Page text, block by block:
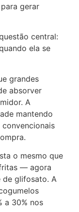
gerar
central:
ela se
grandes
absorver
A
mantendo
o mesmo que
— agora
de glifosato. A
a 30% nos